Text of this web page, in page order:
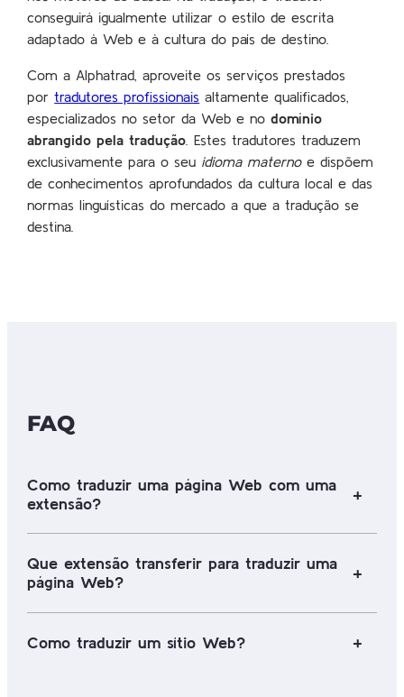
conseguirá igualmente utilizar o estilo de escrita
adaptado à Web e à cultura do país de destino.
Com a Alphatrad, aproveite os serviços prestados
portradutores profissionais altamente qualificados,
especializados no setor da Web e nodomínio
abrangido pela tradução . Estes tradutores traduzem
exclusivamente para o seu idioma maternoe dispõem
de conhecimentos aprofundados da cultura local e das
normas linguísticas do mercado a que a tradução se
destina.
FAQ
Como traduzir uma página Web com uma
extensão?
Que extensão transferir para traduzir uma
página Web?
Como traduzir um sítio Web?